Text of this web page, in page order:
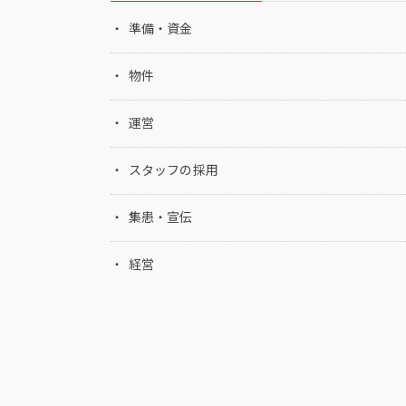
準備・資金
物件
運営
スタッフの採用
集患・宣伝
経営